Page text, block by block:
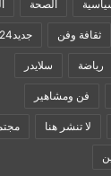
الصحة
ثقافة وفن جديد24
رياضة سلايدر
فن ومشاهير
لا تنشر هنا